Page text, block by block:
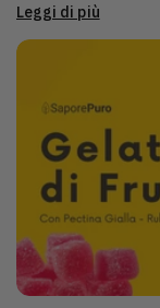
Leggi di più